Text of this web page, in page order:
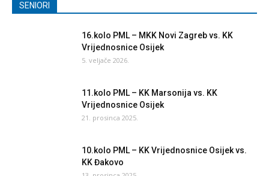
SENIORI
16.kolo PML – MKK Novi Zagreb vs. KK
Vrijednosnice Osijek
5. veljače 2026.
11.kolo PML – KK Marsonija vs. KK
Vrijednosnice Osijek
21. prosinca 2025.
10.kolo PML – KK Vrijednosnice Osijek vs.
KK Đakovo